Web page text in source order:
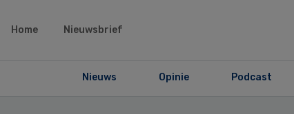
Home Nieuwsbrief
Nieuws Opinie Podcast